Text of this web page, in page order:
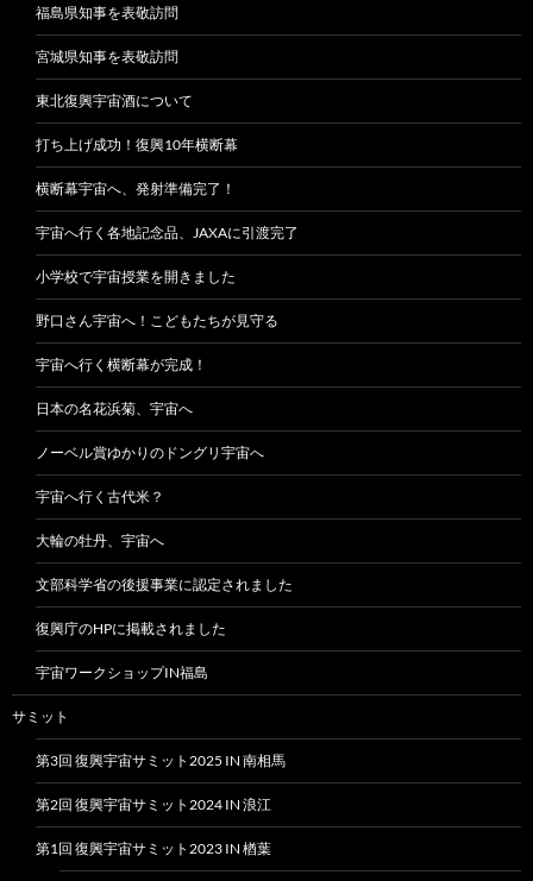
福島県知事を表敬訪問
宮城県知事を表敬訪問
東北復興宇宙酒について
打ち上げ成功！復興10年横断幕
横断幕宇宙へ、発射準備完了！
宇宙へ行く各地記念品、JAXAに引渡完了
小学校で宇宙授業を開きました
野口さん宇宙へ！こどもたちが見守る
宇宙へ行く横断幕が完成！
日本の名花浜菊、宇宙へ
ノーベル賞ゆかりのドングリ宇宙へ
宇宙へ行く古代米？
大輪の牡丹、宇宙へ
文部科学省の後援事業に認定されました
復興庁のHPに掲載されました
宇宙ワークショップIN福島
サミット
第3回 復興宇宙サミット2025 IN 南相馬
第2回 復興宇宙サミット2024 IN 浪江
第1回 復興宇宙サミット2023 IN 楢葉